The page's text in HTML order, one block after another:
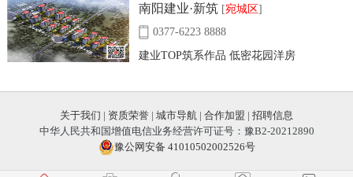
南阳建业·新筑 [宛城区]
0377-6223 8888
建业TOP筑系作品 低密花园洋房
关于我们 | 资质荣誉 | 城市导航 | 合作加盟 | 招聘信息
中华人民共和国增值电信业务经营许可证号：豫B2-20212890
豫公网安备 41010502002526号